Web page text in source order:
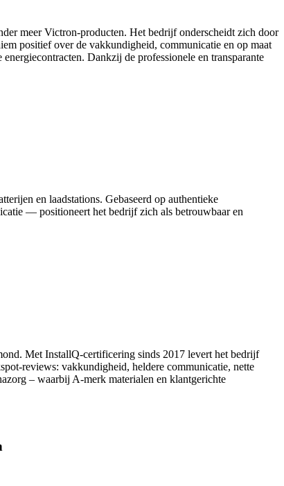
meer Victron-producten. Het bedrijf onderscheidt zich door
positief over de vakkundigheid, communicatie en op maat
Dankzij de professionele en transparante
en laadstations. Gebaseerd op authentieke
— positioneert het bedrijf zich als betrouwbaar en
Met InstallQ‑certificering sinds 2017 levert het bedrijf
vakkundigheid, heldere communicatie, nette
– waarbij A‑merk materialen en klantgerichte